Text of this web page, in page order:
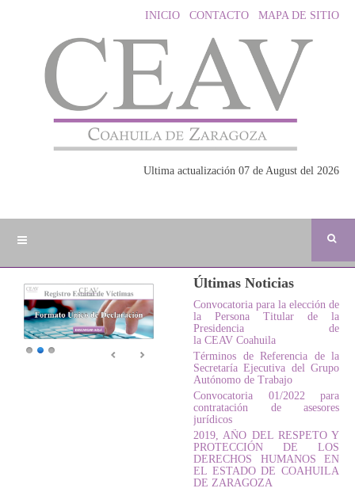
INICIO CONTACTO MAPA DE SITIO
Ultima actualización 07 de August del 2026
Últimas Noticias
Convocatoria para la elección de
la Persona Titular de la
Presidencia de
la CEAV Coahuila
Términos de Referencia de la
Secretaría Ejecutiva del Grupo
Autónomo de Trabajo
Convocatoria 01/2022 para
contratación de asesores
jurídicos
2019, AÑO DEL RESPETO Y
PROTECCIÓN DE LOS
DERECHOS HUMANOS EN
EL ESTADO DE COAHUILA
DE ZARAGOZA